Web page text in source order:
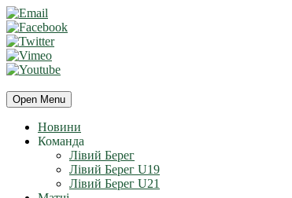
Open Menu
Новини
Команда
Лівий Берег
Лівий Берег U19
Лівий Берег U21